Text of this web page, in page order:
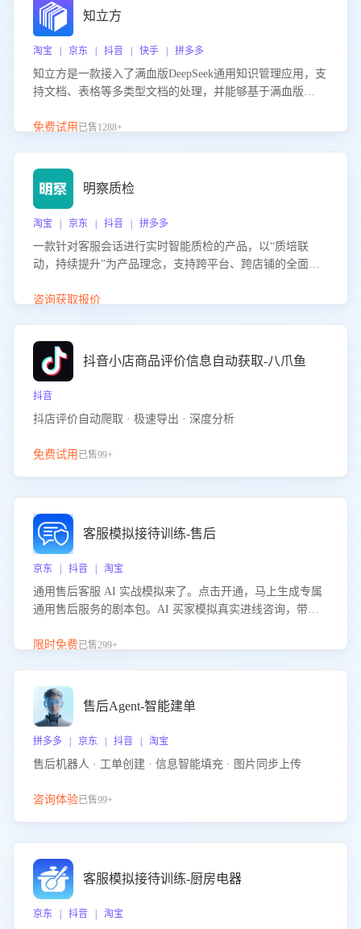
知立方
淘宝 | 京东 | 抖音 | 快手 | 拼多多
知立方是一款接入了满血版DeepSeek通用知识管理应用，支
持文档、表格等多类型文档的处理，并能够基于满血版
识支持，帮助用户高效管理和利用知识资源。通过该产品，
免费试用 已售1288+
明察质检
淘宝 | 京东 | 抖音 | 拼多多
一款针对客服会话进行实时智能质检的产品，以“质培联
动，持续提升”为产品理念，支持跨平台、跨店铺的全面、
升客服团队的销服能力。
咨询获取报价
抖音小店商品评价信息自动获取-八爪鱼
抖音
抖店评价自动爬取 · 极速导出 · 深度分析
免费试用 已售99+
客服模拟接待训练-售后
京东 | 抖音 | 淘宝
通用售后客服 AI 实战模拟来了。点击开通，马上生成专属
通用售后服务的剧本包。AI 买家模拟真实进线咨询，带您
的应对要点，轻松提升服务能力。
限时免费已售299+
售后Agent-智能建单
拼多多 | 京东 | 抖音 | 淘宝
售后机器人 · 工单创建 · 信息智能填充 · 图片同步上传
咨询体验已售99+
客服模拟接待训练-厨房电器
京东 | 抖音 | 淘宝